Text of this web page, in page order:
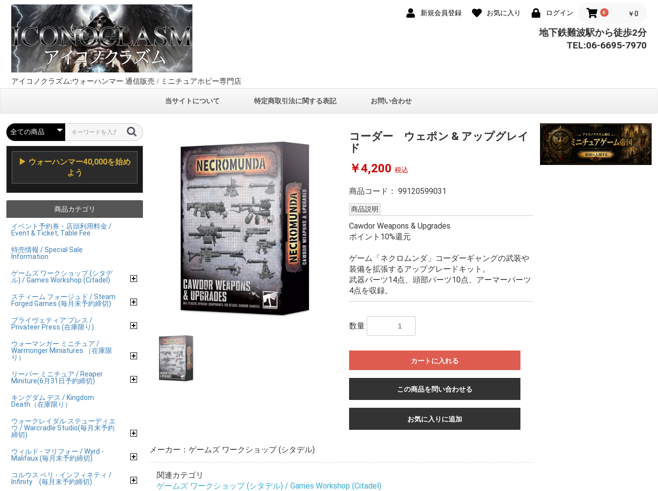
新規会員登録 お気に入り ログイン 0 ￥0
アイコノクラズム:ウォーハンマー 通信販売 / ミニチュアホビー専門店
地下鉄難波駅から徒歩2分
TEL:06-6695-7970
当サイトについて 特定商取引法に関する表記 お問い合わせ
▶ ウォーハンマー40,000を始め
よう
商品カテゴリ
イベント予約券・店頭利用料金 /
Event & Ticket, Table Fee
特売情報 / Special Sale
Information
ゲームズ ワークショップ (シタデ
ル) / Games Workshop (Citadel)
スティーム フォージュド / Steam
Forged Games (毎月末予約締切)
プライヴェティア プレス /
Privateer Press (在庫限り)
ウォーマンガー ミニチュア /
Warmonger Miniatures （在庫限
り）
リーパー ミニチュア / Reaper
Miniture(6月31日予約締切)
キングダム デス / Kingdom
Death（在庫限り）
ウォークレイダル ステューディエ
ウ / Warcradle Studio(毎月末予約
締切)
ウィルド - マリフォー / Wyrd -
Malifaux (毎月末予約締切)
コルウス ベリ - インフィネティ /
Infinity (毎月末予約締切)
コーダー ウェポン & アップグレイ
ド
￥4,200 税込
商品コード：99120599031
商品説明
Cawdor Weapons & Upgrades
ポイント10%還元
ゲーム「ネクロムンダ」コーダーギャングの武装や
装備を拡張するアップグレードキット。
武器パーツ14点、頭部パーツ10点、アーマーパーツ
4点を収録。
数量
カートに入れる
この商品を問い合わせる
お気に入りに追加
メーカー：ゲームズ ワークショップ (シタデル)
関連カテゴリ
ゲームズ ワークショップ (シタデル) / Games Workshop (Citadel)